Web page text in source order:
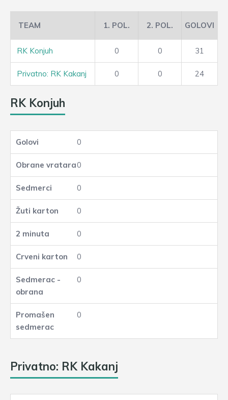
TEAM 1. POL. 2. POL. GOLOVI
RK Konjuh 0 0 31
Privatno: RK Kakanj 0 0 24
RK Konjuh
0
0
0
0
0
0
0
0
Privatno: RK Kakanj